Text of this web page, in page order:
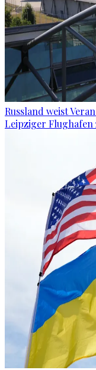
Russland weist
Leipziger Flughafen